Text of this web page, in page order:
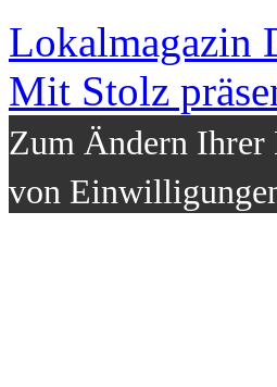
Lokalmagazin
Mit Stolz
Zum Ändern Ihrer
von